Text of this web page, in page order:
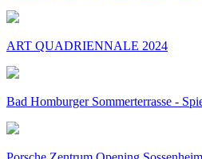
ART QUADRIENNALE 2024
Bad Homburger Sommerterrasse -